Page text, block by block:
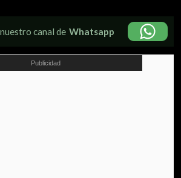
canal de Whatsapp